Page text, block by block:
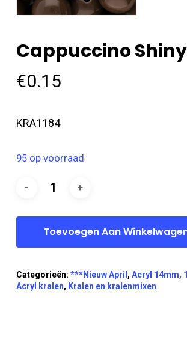
Cappuccino
€0.15
KRA1184
95 op voorraad
Toevoegen Aan
Categorieën: ***Nieuw April, Acryl 14mm,
Acryl kralen, Kralen en kralenmixen